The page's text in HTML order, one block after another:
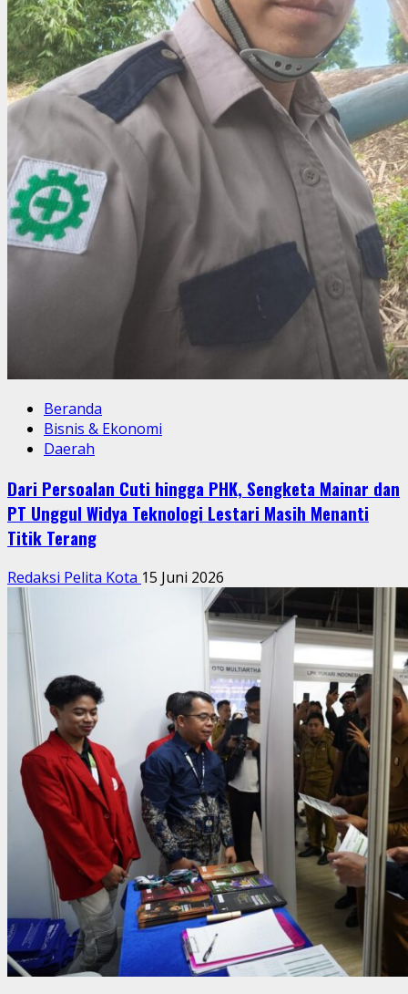
Beranda
Bisnis & Ekonomi
Daerah
Dari Persoalan Cuti hingga PHK, Sengketa Mainar dan
PT Unggul Widya Teknologi Lestari Masih Menanti
Titik Terang
Redaksi Pelita Kota 15 Juni 2026